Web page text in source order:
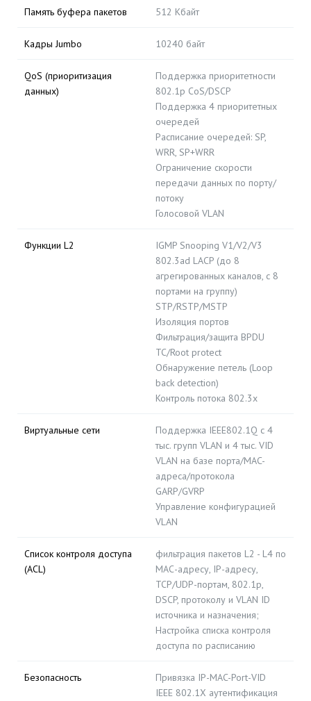
Память буфера пакетов 512 Кбайт
Кадры Jumbo 10240 байт
QoS (приоритизация
данных)
Поддержка приоритетности
802.1p CoS/DSCP
Поддержка 4 приоритетных
очередей
Расписание очередей: SP,
WRR, SP+WRR
Ограничение скорости
передачи данных по порту/
потоку
Голосовой VLAN
Функции L2
IGMP Snooping V1/V2/V3
802.3ad LACP (до 8
агрегированных каналов, с 8
портами на группу)
STP/RSTP/MSTP
Изоляция портов
Фильтрация/защита BPDU
TC/Root protect
Обнаружение петель (Loop
back detection)
Контроль потока 802.3x
Виртуальные сети
Поддержка IEEE802.1Q с 4
тыс. групп VLAN и 4 тыс. VID
VLAN на базе порта/MAC-
адреса/протокола
GARP/GVRP
Управление конфигурацией
VLAN
Список контроля доступа
(ACL)
фильтрация пакетов L2 - L4 по
МАС-адресу, IP-адресу,
TCP/UDP-портам, 802.1p,
DSCP, протоколу и VLAN ID
источника и назначения;
Настройка списка контроля
доступа по расписанию
Безопасность
Привязка IP-MAC-Port-VID
IEEE 802.1X аутентификация